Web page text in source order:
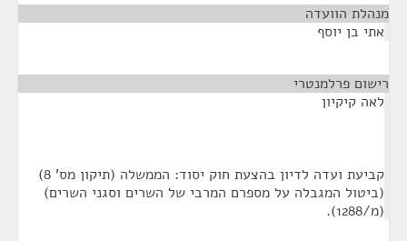
מנהלת הוועדה
אתי בן יוסף
רישום פרלמנטרי
לאה קיקיון
קביעת ועדה לדיון בהצעת חוק יסוד: הממשלה (תיקון מס' 8)
(ביטול המגבלה על מספרם המרבי של השרים וסגני השרים)
(מ/1288).